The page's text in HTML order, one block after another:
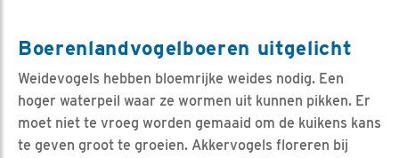
Boerenlandvogelboeren uitgelicht
Weidevogels hebben bloemrijke weides nodig. Een
hoger waterpeil waar ze wormen uit kunnen pikken. Er
moet niet te vroeg worden gemaaid om de kuikens kans
te geven groot te groeien. Akkervogels floreren bij